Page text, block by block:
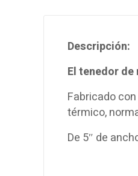
Descripción:
El tenedor
Fabricado
térmico,
De 5″ de